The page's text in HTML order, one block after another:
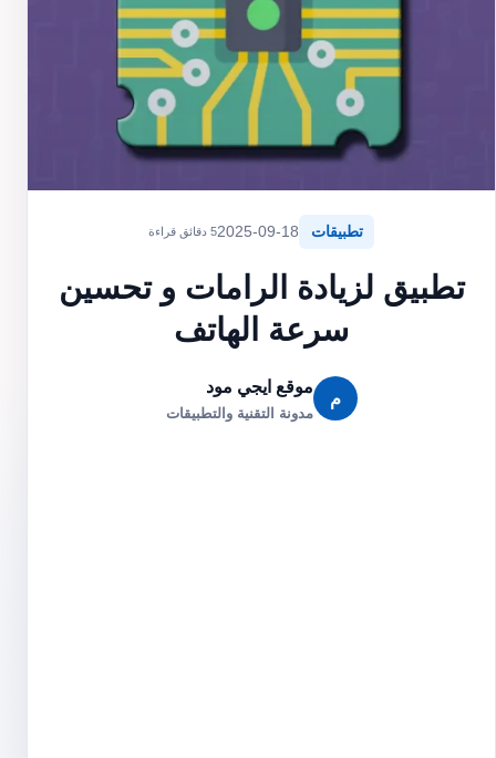
تطبيقات 2025-09-185 دقائق قراءة
تطبيق لزيادة الرامات و تحسين
سرعة الهاتف
م
موقع ايجي مود
مدونة التقنية والتطبيقات